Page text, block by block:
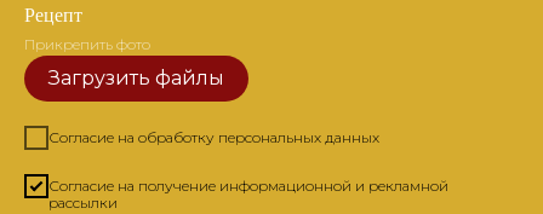
Рецепт
Прикрепить фото
Загрузить файлы
Согласие на обработку персональных данных
Согласие на получение информационной и рекламной
рассылки